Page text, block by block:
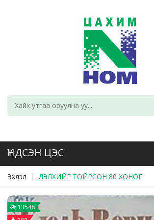
Эхлэл ДЭЛХИЙГ ТОЙРСОН 80 ХОНОГ
13548